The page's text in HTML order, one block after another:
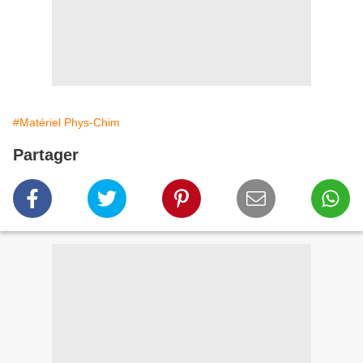
#Matériel Phys-Chim
Partager